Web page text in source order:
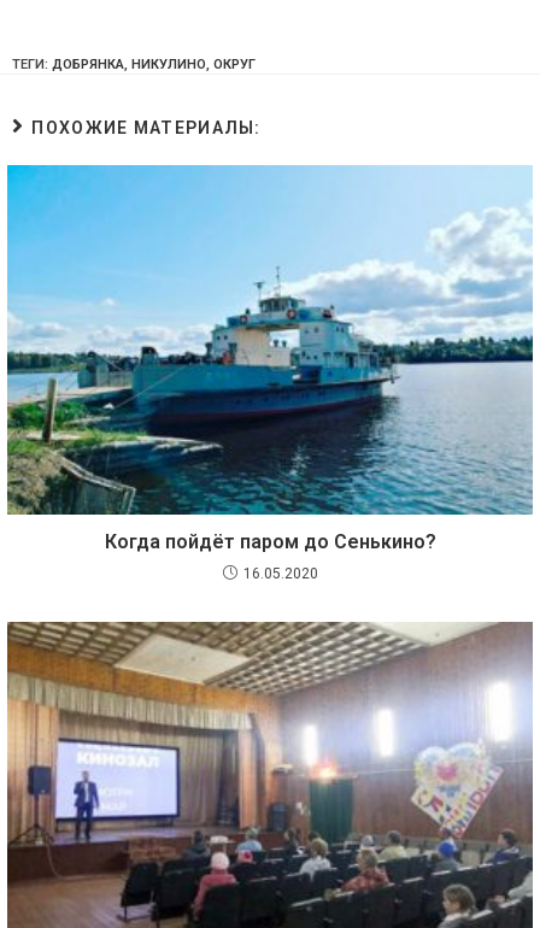
ТЕГИ: ДОБРЯНКА, НИКУЛИНО, ОКРУГ
ПОХОЖИЕ МАТЕРИАЛЫ:
Когда пойдёт паром до Сенькино?
16.05.2020